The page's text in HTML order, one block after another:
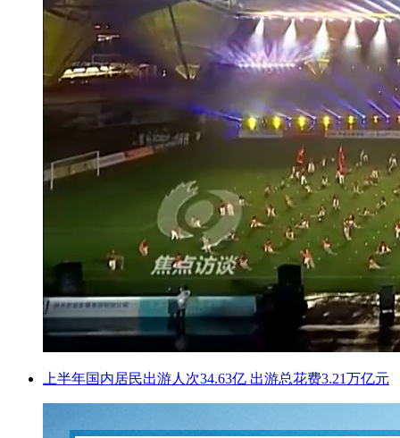
上半年国内居民出游人次34.63亿 出游总花费3.21万亿元